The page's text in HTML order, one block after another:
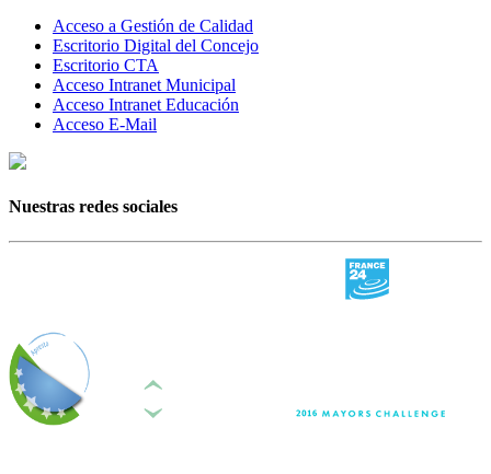
Acceso a Gestión de Calidad
Escritorio Digital del Concejo
Escritorio CTA
Acceso Intranet Municipal
Acceso Intranet Educación
Acceso E-Mail
Nuestras redes sociales